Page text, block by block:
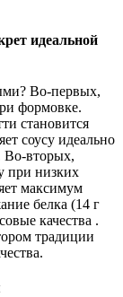
идеальной
Во-первых,
формовке.
становится
соусу идеально
Во-вторых,
при низких
максимум
белка (14 г
качества .
традиции